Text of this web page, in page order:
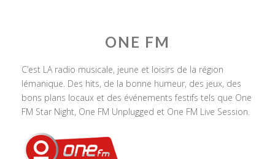
ONE FM
C’est LA radio musicale, jeune et loisirs de la région
lémanique. Des hits, de la bonne humeur, des jeux, des
bons plans locaux et des événements festifs tels que One
FM Star Night, One FM Unplugged et One FM Live Session.